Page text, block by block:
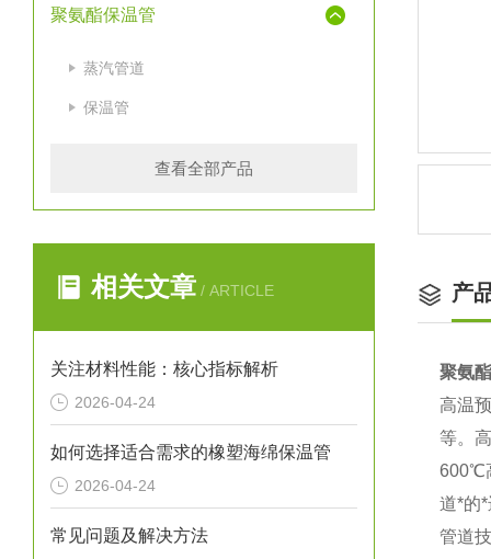
聚氨酯保温管
蒸汽管道
保温管
查看全部产品
相关文章 / ARTICLE
关注材料性能：核心指标解析
2026-04-24
如何选择适合需求的橡塑海绵保温管
2026-04-24
常见问题及解决方法
产
聚氨
高温
等。
600℃
道*的
管道